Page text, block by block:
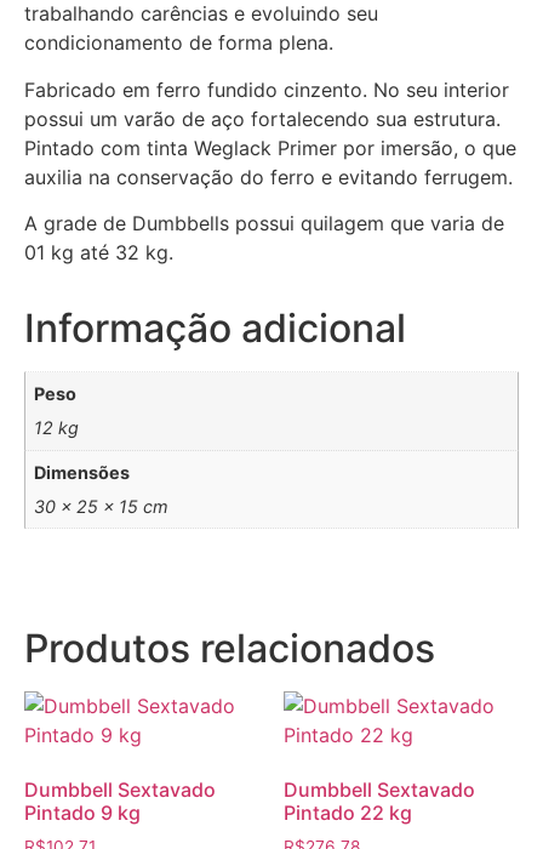
Produtos relacionados
Dumbbell Sextavado
Pintado 9 kg
Dumbbell Sextavado
Pintado 22 kg
trabalhando carências e evoluindo seu
condicionamento de forma plena.
Fabricado em ferro fundido cinzento. No seu interior
possui um varão de aço fortalecendo sua estrutura.
Pintado com tinta Weglack Primer por imersão, o que
auxilia na conservação do ferro e evitando ferrugem.
A grade de Dumbbells possui quilagem que varia de
01 kg até 32 kg.
Informação adicional
Peso
12 kg
Dimensões
30 × 25 × 15 cm